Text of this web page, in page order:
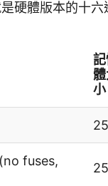
硬體版本的十
小
fuses,